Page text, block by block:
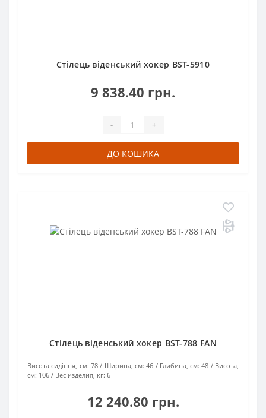
Стілець віденський хокер BST-5910
9 838.40 грн.
- +
ДО КОШИКА
Стілець віденський хокер BST-788 FAN
Висота сидіння, см: 78 Ширина, см: 46 Глибина, см: 48
Висота,
см: 106 Вес изделия, кг: 6
12 240.80 грн.